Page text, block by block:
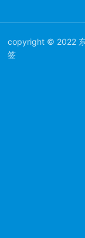
copyright © 2022 东莞市理
签